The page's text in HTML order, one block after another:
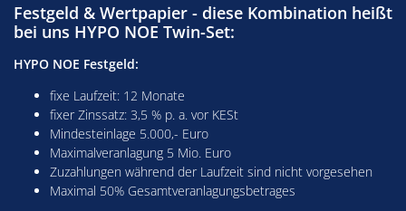
Festgeld & Wertpapier - diese Kombination heißt
bei uns HYPO NOE Twin-Set:
HYPO NOE Festgeld:
fixe Laufzeit: 12 Monate
fixer Zinssatz: 3,5 % p. a. vor KESt
Mindesteinlage 5.000,- Euro
Maximalveranlagung 5 Mio. Euro
Zuzahlungen während der Laufzeit sind nicht vorgesehen
Maximal 50% Gesamtveranlagungsbetrages